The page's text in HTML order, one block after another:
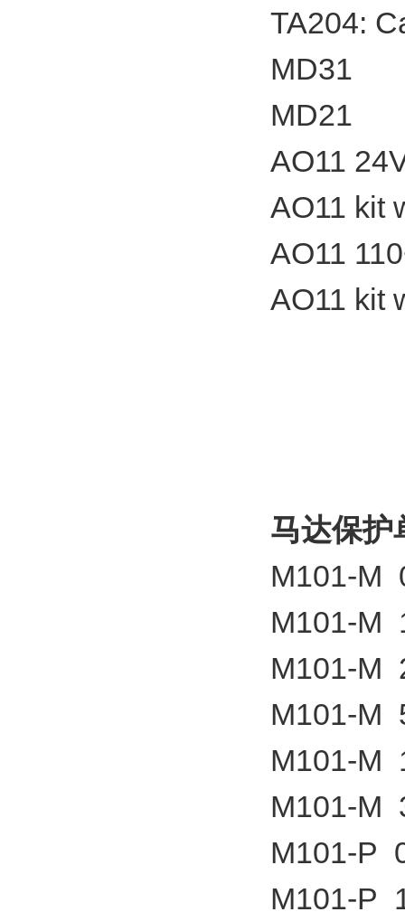
TA204:
MD31
MD21
AO11
AO11 kit
AO11
AO11 kit
马达保护
M101-M
M101-M
M101-M
M101-M
M101-M
M101-M
M101-P
M101-P